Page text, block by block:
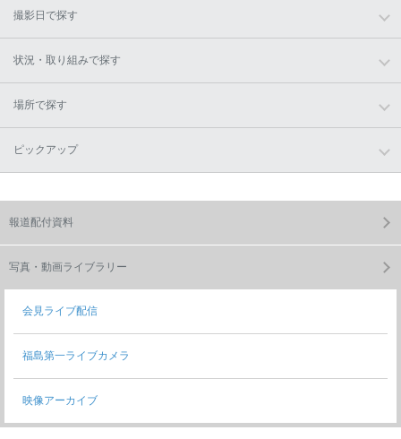
撮影日で探す
状況・取り組みで探す
場所で探す
ピックアップ
報道配付資料
写真・動画ライブラリー
会見ライブ配信
福島第一ライブカメラ
映像アーカイブ